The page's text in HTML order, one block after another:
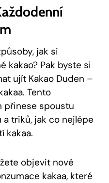
jak si
⁤kakao? Pak byste si
ujít ​Kakao ‌Duden –
Tento
přinese spoustu
triků, jak co nejlépe
kakaa.
⁤objevit nové
kakaa, které